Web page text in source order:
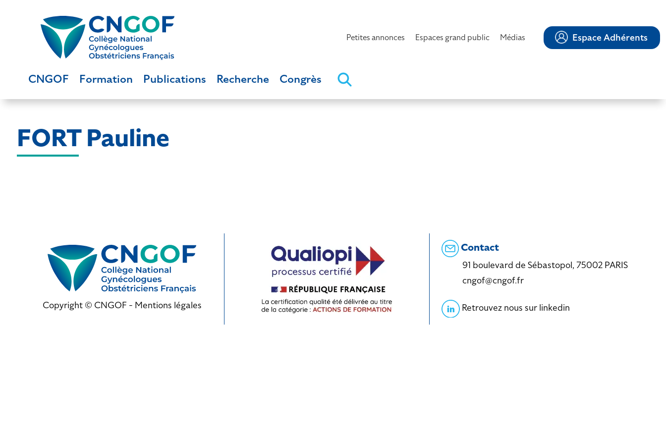
Petites annonces Espaces grand public Médias Espace Adhérents
CNGOF Formation Publications Recherche Congrès
FORT Pauline
Copyright © CNGOF - Mentions légales
Contact
91 boulevard de Sébastopol, 75002 PARIS
cngof@cngof.fr
Retrouvez nous sur linkedin